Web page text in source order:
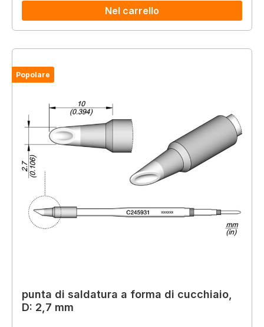
Nel carrello
Popolare
punta di saldatura a forma di cucchiaio,
D: 2,7 mm